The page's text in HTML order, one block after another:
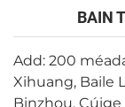
BAIN
Add: 200
Xihuang, Baile
Binzhou,